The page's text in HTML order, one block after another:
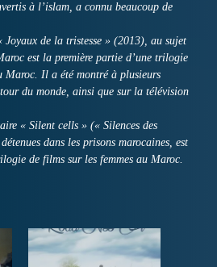
à l’islam, a connu beaucoup de
Joyaux de la tristesse » (2013), au sujet
est la première partie d’une trilogie
Maroc. Il a été montré à plusieurs
du monde, ainsi que sur la télévision
« Silent cells » (« Silences des
dans les prisons marocaines, est
de films sur les femmes au Maroc.